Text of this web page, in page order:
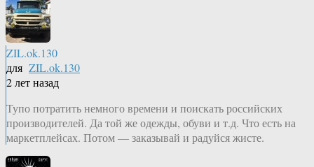
ZIL.ok.130
для ZIL.ok.130
2 лет назад
Тупо потратить немного времени и поискать российских
производителей. Да той же одежды, обуви и т.д. Что есть на
маркетплейсах. Потом — заказывай и радуйся жисте.